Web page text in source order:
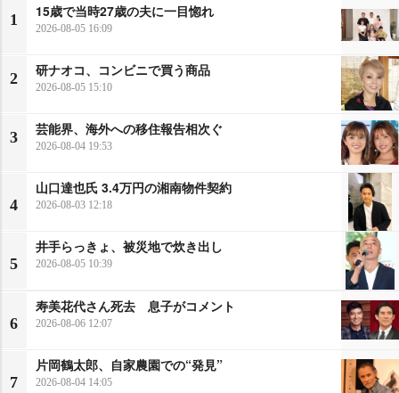
1
15歳で当時27歳の夫に一目惚れ
2026-08-05 16:09
2
研ナオコ、コンビニで買う商品
2026-08-05 15:10
3
芸能界、海外への移住報告相次ぐ
2026-08-04 19:53
4
山口達也氏 3.4万円の湘南物件契約
2026-08-03 12:18
5
井手らっきょ、被災地で炊き出し
2026-08-05 10:39
6
寿美花代さん死去 息子がコメント
2026-08-06 12:07
7
片岡鶴太郎、自家農園での“発見”
2026-08-04 14:05